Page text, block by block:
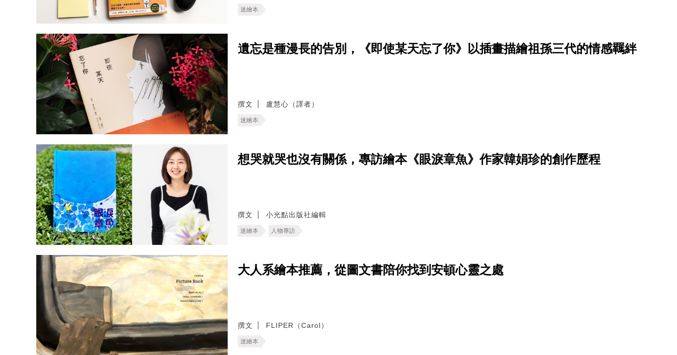
迷繪本
遺忘是種漫長的告別，《即使某天忘了你》以插畫描繪祖孫三代的情感羈絆
撰文 盧慧心（譯者）
迷繪本
想哭就哭也沒有關係，專訪繪本《眼淚章魚》作家韓娟珍的創作歷程
撰文 小光點出版社編輯
迷繪本 人物專訪
大人系繪本推薦，從圖文書陪你找到安頓心靈之處
撰文 FLIPER（Carol）
迷繪本